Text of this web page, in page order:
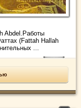
Abdel.Работы
(Fattah Hallah
...